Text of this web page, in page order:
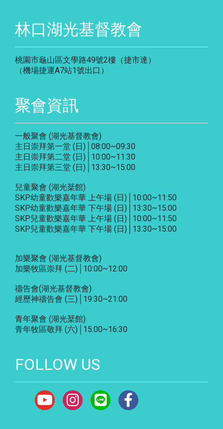
林口湖光基督教會
桃園市龜山區文學路49號2樓（捷市達）
（機場捷運A7站1號出口）
聚會資訊
一般聚會 (湖光基督教會)
主日崇拜第一堂 (日)│08:00~09:30
主日崇拜第二堂 (日)│10:00~11:30
主日崇拜第三堂 (日)│13:30~15:00
兒童聚會 (湖光棻館)
SKP幼童歡樂嘉年華 上午場 (日)│10:00~11:50
SKP幼童歡樂嘉年華 下午場 (日)│13:30~15:00
SKP兒童歡樂嘉年華 上午場 (日)│10:00~11:50
SKP兒童歡樂嘉年華 下午場 (日)│13:30~15:00
加樂聚會 (湖光基督教會)
加樂牧區崇拜 (二)│10:00~12:00
禱告會(湖光基督教會)
經歷神禱告會 (三)│19:30~21:00
青年聚會 (湖光棻館)
青年牧區敬拜 (六)│15:00~16:30
FOLLOW US